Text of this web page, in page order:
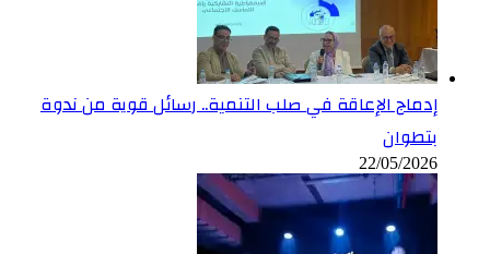
إدماج الإعاقة في صلب التنمية.. رسائل قوية من ندوة
بتطوان
22/05/2026